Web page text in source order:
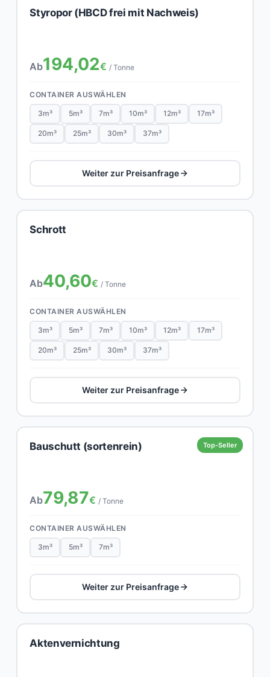
Styropor (HBCD frei mit Nachweis)
Ab194,02€ / Tonne
CONTAINER AUSWÄHLEN
3m³ 5m³ 7m³ 10m³ 12m³ 17m³
20m³ 25m³ 30m³ 37m³
Weiter zur Preisanfrage
Schrott
Ab40,60€ / Tonne
CONTAINER AUSWÄHLEN
3m³ 5m³ 7m³ 10m³ 12m³ 17m³
20m³ 25m³ 30m³ 37m³
Weiter zur Preisanfrage
Top-Seller
Bauschutt (sortenrein)
Ab79,87€ / Tonne
CONTAINER AUSWÄHLEN
3m³ 5m³ 7m³
Weiter zur Preisanfrage
Aktenvernichtung